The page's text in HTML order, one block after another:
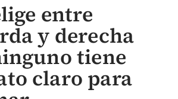
entre
y derecha
tiene
claro para